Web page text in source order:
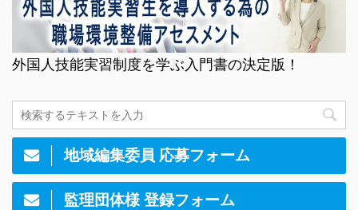
外国人技能実習制度を学ぶ入門書の決定版！
地域編集委員 応募フォーム
監理団体様 登録フォーム